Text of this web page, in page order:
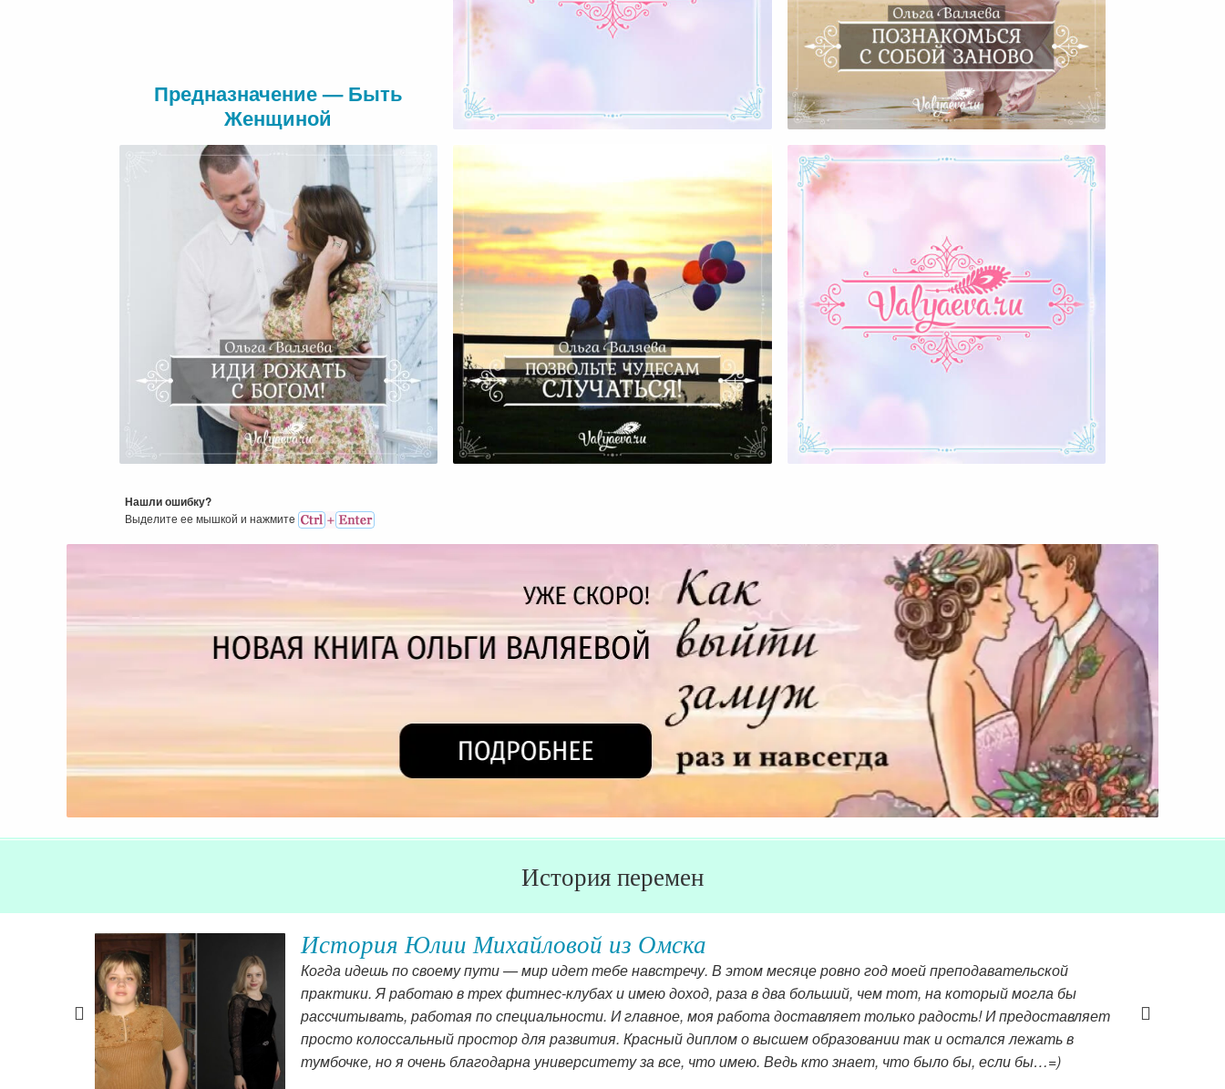
Предназначение — Быть
Женщиной
Мужчина, Которого Любят… Познакомься С Собой Заново
Иди Рожать С Богом! Позвольте Чудесам Случаться! Я Безнадежно Отстала
Нашли ошибку?
Выделите ее мышкой и нажмитe
История перемен
История Юлии Михайловой из Омска
Когда идешь по своему пути — мир идет тебе навстречу. В этом месяце ровно год моей преподавательской
практики. Я работаю в трех фитнес-клубах и имею доход, раза в два больший, чем тот, на который могла бы
рассчитывать, работая по специальности. И главное, моя работа доставляет только радость! И предоставляет
просто колоссальный простор для развития. Красный диплом о высшем образовании так и остался лежать в
тумбочке, но я очень благодарна университету за все, что имею. Ведь кто знает, что было бы, если бы…=)